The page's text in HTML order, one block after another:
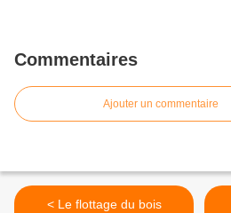
Commentaires
Ajouter un commentaire
< Le flottage du bois